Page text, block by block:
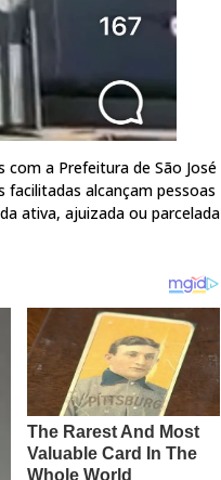
a Prefeitura de São José
alcançam pessoas
ativa, ajuizada ou parcelada